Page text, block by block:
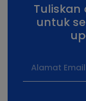
untuk